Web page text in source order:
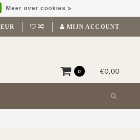
EUR MIJN ACCOUNT
0 €0,00
Meer over cookies »